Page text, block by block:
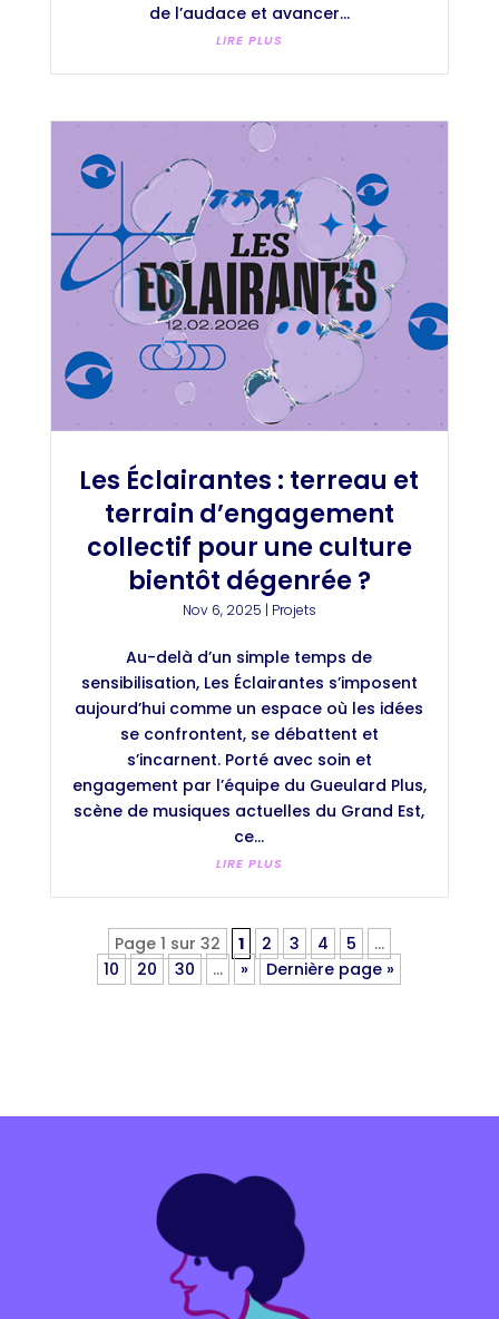
de l’audace et avancer...
LIRE PLUS
Les Éclairantes : terreau et
terrain d’engagement
collectif pour une culture
bientôt dégenrée ?
Nov 6, 2025 | Projets
Au-delà d’un simple temps de
sensibilisation, Les Éclairantes s’imposent
aujourd’hui comme un espace où les idées
se confrontent, se débattent et
s’incarnent. Porté avec soin et
engagement par l’équipe du Gueulard Plus,
scène de musiques actuelles du Grand Est,
ce...
LIRE PLUS
Page 1 sur 32 1 2 3 4 5
…
10
20 30 … » Dernière page »